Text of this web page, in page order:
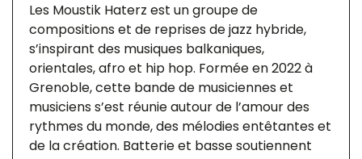
Les Moustik Haterz est un groupe de
compositions et de reprises de jazz hybride,
s’inspirant des musiques balkaniques,
orientales, afro et hip hop. Formée en 2022 à
Grenoble, cette bande de musiciennes et
musiciens s’est réunie autour de l’amour des
rythmes du monde, des mélodies entêtantes et
de la création. Batterie et basse soutiennent